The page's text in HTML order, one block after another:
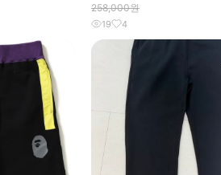
258,000원
19 4